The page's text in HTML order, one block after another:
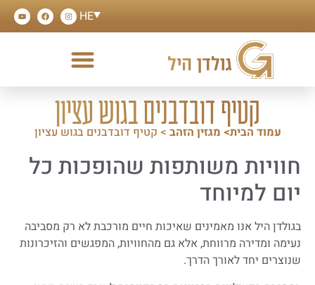
HE
קטיף דובדבנים בגוש עציון
עמוד הבית> מגזין הזהב > קטיף דובדבנים בגוש עציון
חוויות משותפות שהופכות כל
יום למיוחד
בגולדן היל אנו מאמינים שאיכות חיים מורכבת לא רק מסביבה
נעימה ומדירה מרווחת, אלא גם מהחוויות, המפגשים והזיכרונות
שנוצרים יחד לאורך הדרך.